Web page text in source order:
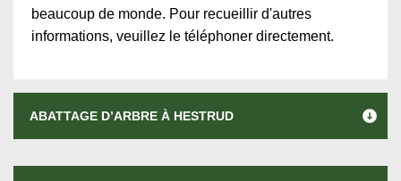
beaucoup de monde. Pour recueillir d'autres
informations, veuillez le téléphoner directement.
ABATTAGE D’ARBRE À HESTRUD